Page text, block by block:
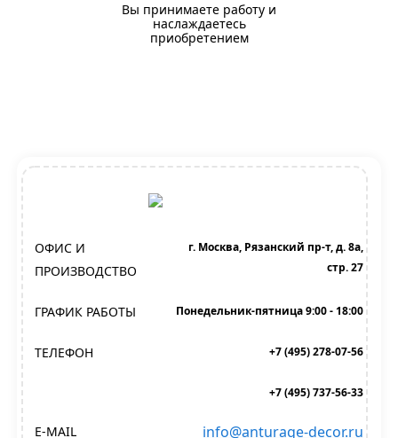
Вы принимаете работу и
наслаждаетесь
приобретением
ОФИС И
ПРОИЗВОДСТВО
г. Москва, Рязанский пр-т, д. 8а,
стр. 27
ГРАФИК РАБОТЫ Понедельник-пятница 9:00 - 18:00
ТЕЛЕФОН +7 (495) 278-07-56
+7 (495) 737-56-33
E-MAIL info@anturage-decor.ru